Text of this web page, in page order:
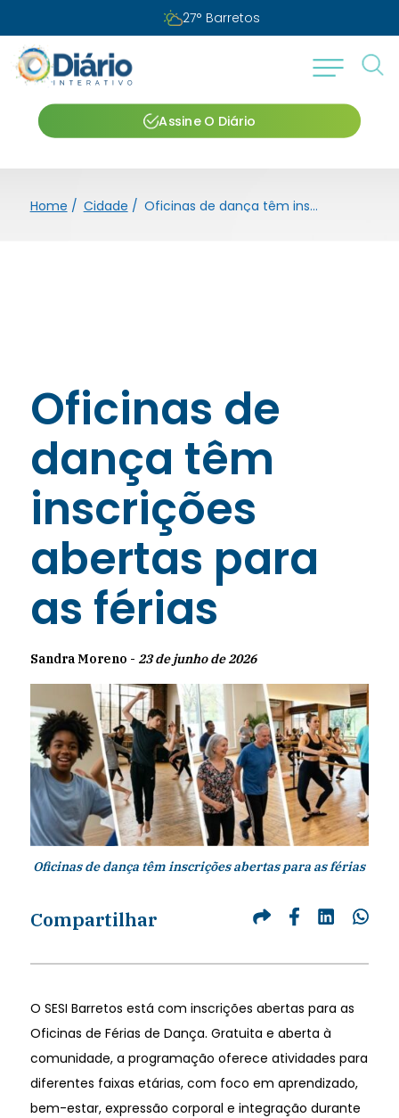
27° Barretos
Assine O Diário
Home / Cidade / Oficinas de dança têm inscrições abertas para as férias
Oficinas de
dança têm
inscrições
abertas para
as férias
Sandra Moreno - 23 de junho de 2026
Oficinas de dança têm inscrições abertas para as férias
Compartilhar
O SESI Barretos está com inscrições abertas para as
Oficinas de Férias de Dança. Gratuita e aberta à
comunidade, a programação oferece atividades para
diferentes faixas etárias, com foco em aprendizado,
bem-estar, expressão corporal e integração durante